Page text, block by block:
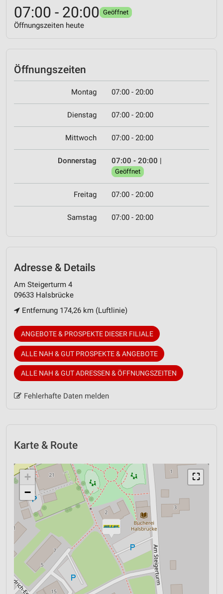
07:00 - 20:00 Geöffnet
Öffnungszeiten heute
Öffnungszeiten
Montag 07:00 - 20:00
Dienstag 07:00 - 20:00
Mittwoch 07:00 - 20:00
Donnerstag 07:00 - 20:00 |
Geöffnet
Freitag 07:00 - 20:00
Samstag 07:00 - 20:00
Adresse & Details
Am Steigerturm 4
09633 Halsbrücke
Entfernung 174,26 km (Luftlinie)
ANGEBOTE & PROSPEKTE DIESER FILIALE
ALLE NAH & GUT PROSPEKTE & ANGEBOTE
ALLE NAH & GUT ADRESSEN & ÖFFNUNGSZEITEN
Fehlerhafte Daten melden
Karte & Route
⛶
+
−